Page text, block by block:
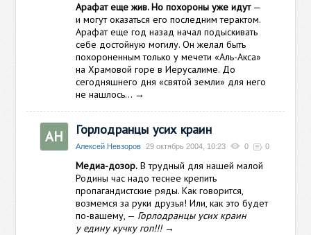
Арафат еще жив. Но похороны уже идут—
и могут оказаться его последним терактом.
Арафат еще год назад начал подыскивать
себе достойную могилу. Он желал быть
похороненным только у мечети «Аль-Акса»
на Храмовой горе в Иерусалиме. До
сегодняшнего дня «святой земли» для него
не нашлось… →
АН Горлодранцы усих краин
Алексей Невзоров 29 октябрь 2004, 10:23 0 0
Медиа-дозор. В трудный для нашей малой
Родины час надо теснее крепить
пропагандистские ряды. Как говорится,
возмемся за руки друзья! Или, как это будет
по-вашему, — Горлодранцы усих краин
у едину кучку гоп!!! →